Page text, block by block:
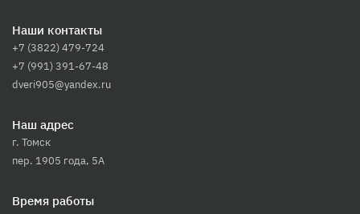
Наши контакты
+7 (3822) 479-724
+7 (991) 391-67-48
dveri905@yandex.ru
Наш адрес
г. Томск
пер. 1905 года, 5А
Время работы